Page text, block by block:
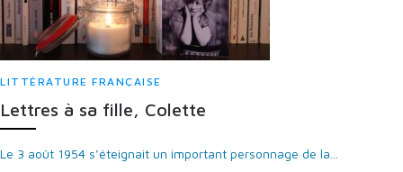
LITTÉRATURE FRANÇAISE
Lettres à sa fille, Colette
Le 3 août 1954 s’éteignait un important personnage de la...